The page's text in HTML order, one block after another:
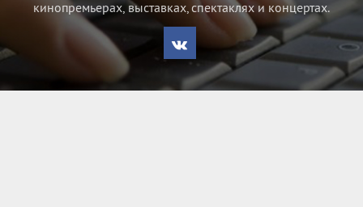
кинопремьерах, выставках, спектаклях и концертах.